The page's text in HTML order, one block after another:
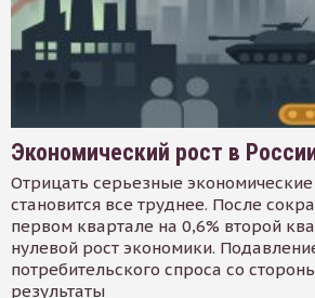
Экономический рост в
Отрицать серьезные
становится все труднее. После
первом квартале на 0,6% второй
нулевой рост экономики.
потребительского спроса со
результаты